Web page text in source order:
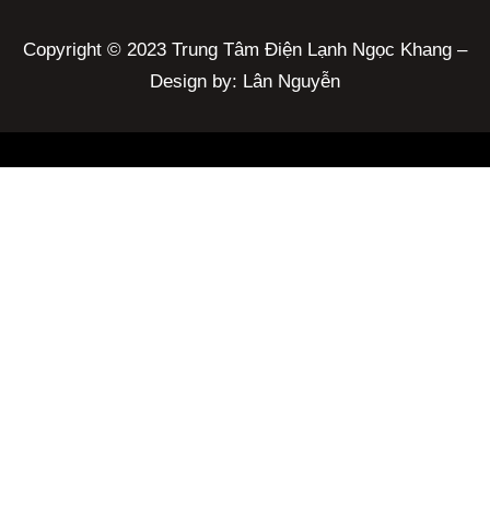
Copyright © 2023 Trung Tâm Điện Lạnh Ngọc Khang –
Design by: Lân Nguyễn